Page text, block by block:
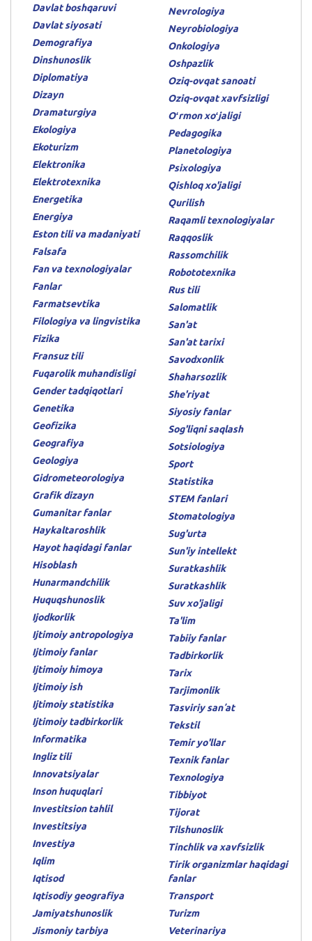
Davlat boshqaruvi
Davlat siyosati
Demografiya
Dinshunoslik
Diplomatiya
Dizayn
Dramaturgiya
Ekologiya
Ekoturizm
Elektronika
Elektrotexnika
Energetika
Energiya
Eston tili va madaniyati
Falsafa
Fan va texnologiyalar
Fanlar
Farmatsevtika
Filologiya va lingvistika
Fizika
Fransuz tili
Fuqarolik muhandisligi
Gender tadqiqotlari
Genetika
Geofizika
Geografiya
Geologiya
Gidrometeorologiya
Grafik dizayn
Gumanitar fanlar
Haykaltaroshlik
Hayot haqidagi fanlar
Hisoblash
Hunarmandchilik
Huquqshunoslik
Ijodkorlik
Ijtimoiy antropologiya
Ijtimoiy fanlar
Ijtimoiy himoya
Ijtimoiy ish
Ijtimoiy statistika
Ijtimoiy tadbirkorlik
Informatika
Ingliz tili
Innovatsiyalar
Inson huquqlari
Investitsion tahlil
Investitsiya
Investiya
Iqlim
Iqtisod
Iqtisodiy geografiya
Jamiyatshunoslik
Jismoniy tarbiya
Nevrologiya
Neyrobiologiya
Onkologiya
Oshpazlik
Oziq-ovqat sanoati
Oziq-ovqat xavfsizligi
Oʻrmon xoʻjaligi
Pedagogika
Planetologiya
Psixologiya
Qishloq xo'jaligi
Qurilish
Raqamli texnologiyalar
Raqqoslik
Rassomchilik
Robototexnika
Rus tili
Salomatlik
San'at
San'at tarixi
Savodxonlik
Shaharsozlik
She'riyat
Siyosiy fanlar
Sog'liqni saqlash
Sotsiologiya
Sport
Statistika
STEM fanlari
Stomatologiya
Sug'urta
Sun'iy intellekt
Suratkashlik
Suratkashlik
Suv xo'jaligi
Ta'lim
Tabiiy fanlar
Tadbirkorlik
Tarix
Tarjimonlik
Tasviriy sanʼat
Tekstil
Temir yo'llar
Texnik fanlar
Texnologiya
Tibbiyot
Tijorat
Tilshunoslik
Tinchlik va xavfsizlik
Tirik organizmlar haqidagi
fanlar
Transport
Turizm
Veterinariya